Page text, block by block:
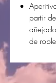
partir
de